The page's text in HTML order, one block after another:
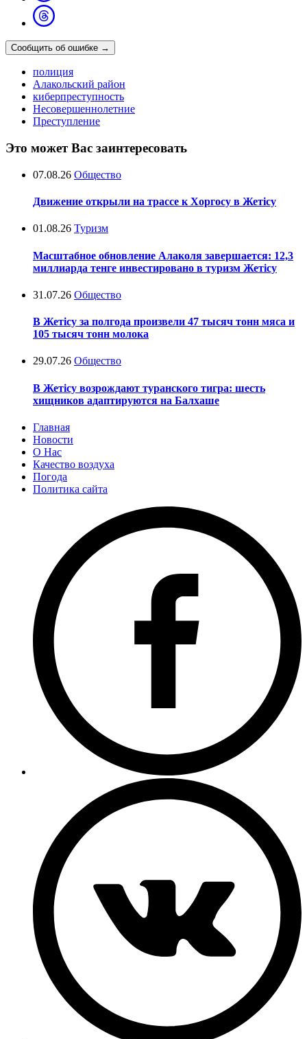
Сообщить об ошибке →
полиция
Алакольский район
киберпреступность
Несовершеннолетние
Преступление
Это может Вас заинтересовать
07.08.26 Общество
Движение открыли на трассе к Хоргосу в Жетісу
01.08.26 Туризм
Масштабное обновление Алаколя завершается: 12,3
миллиарда тенге инвестировано в туризм Жетісу
31.07.26 Общество
В Жетісу за полгода произвели 47 тысяч тонн мяса и
105 тысяч тонн молока
29.07.26 Общество
В Жетісу возрождают туранского тигра: шесть
хищников адаптируются на Балхаше
Главная
Новости
О Нас
Качество воздуха
Погода
Политика сайта